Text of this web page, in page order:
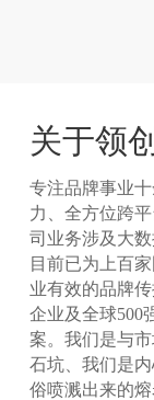
关于领
专注品牌事业
力、全方位跨
司业务涉及大
目前已为上百
业有效的品牌
企业及全球500
案。我们是与
石坑、我们是
俗喷溅出来的